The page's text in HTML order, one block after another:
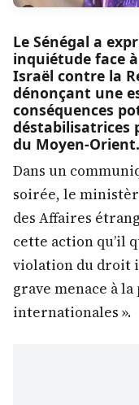
Le Sénégal a
inquiétude face
Israël contre la
dénonçant une
conséquences
déstabilisatrices
du Moyen-Orient.
Dans un
soirée, le
des Affaires
cette action qu’il
violation du droit
grave menace à
internationales ».